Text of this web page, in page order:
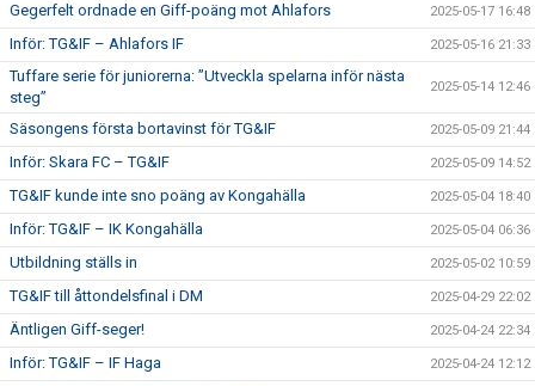
Gegerfelt ordnade en Giff-poäng mot Ahlafors 2025-05-17 16:48
Inför: TG&IF – Ahlafors IF 2025-05-16 21:33
Tuffare serie för juniorerna: ”Utveckla spelarna inför nästa
steg”
2025-05-14 12:46
Säsongens första bortavinst för TG&IF 2025-05-09 21:44
Inför: Skara FC – TG&IF 2025-05-09 14:52
TG&IF kunde inte sno poäng av Kongahälla 2025-05-04 18:40
Inför: TG&IF – IK Kongahälla 2025-05-04 06:36
Utbildning ställs in 2025-05-02 10:59
TG&IF till åttondelsfinal i DM 2025-04-29 22:02
Äntligen Giff-seger! 2025-04-24 22:34
Inför: TG&IF – IF Haga 2025-04-24 12:12